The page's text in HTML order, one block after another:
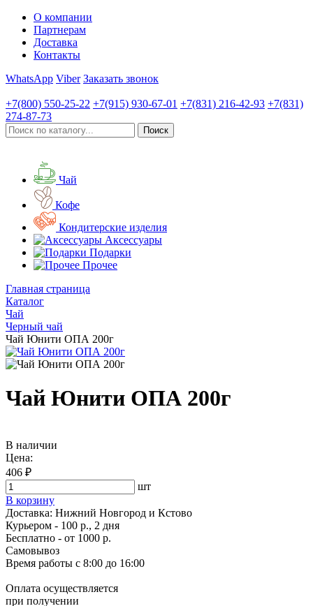
О компании
Партнерам
Доставка
Контакты
WhatsApp Viber Заказать звонок
+7(800) 550-25-22 +7(915) 930-67-01 +7(831) 216-42-93 +7(831)
274-87-73
Чай
Кофе
Кондитерские изделия
Аксессуары
Подарки
Прочее
Главная страница
Каталог
Чай
Черный чай
Чай Юнити ОПА 200г
Чай Юнити ОПА 200г
В наличии
Цена:
406 ₽
шт
В корзину
Доставка: Нижний Новгород и Кстово
Курьером - 100 р., 2 дня
Бесплатно - от 1000 р.
Самовывоз
Время работы с 8:00 до 16:00
Оплата осуществляется
при получении